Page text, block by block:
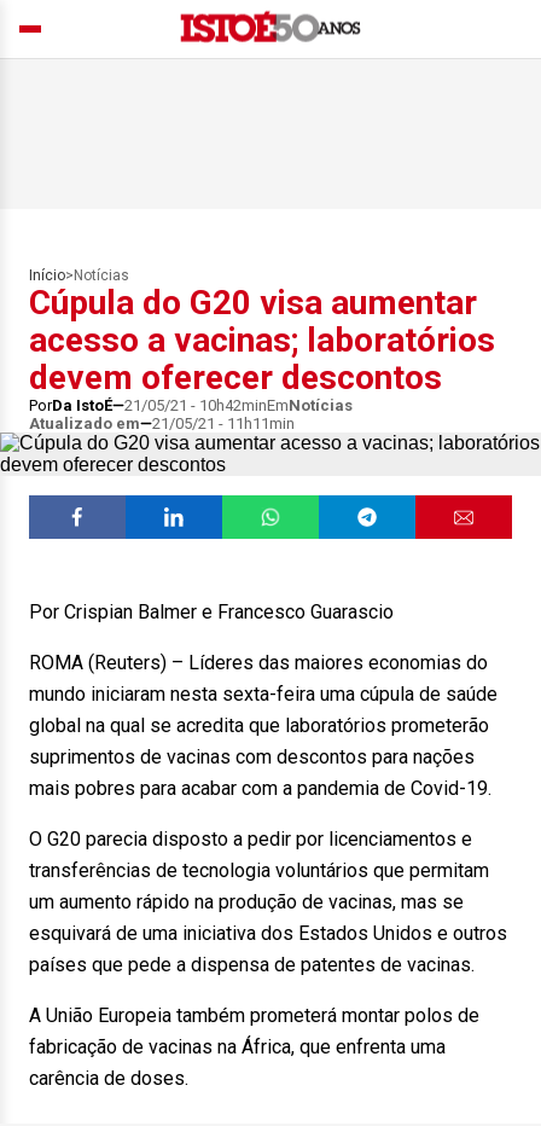
Início> Notícias
Cúpula do G20 visa aumentar
acesso a vacinas; laboratórios
devem oferecer descontos
PorDa IstoÉ 21/05/21 - 10h42minEmNotícias
Atualizado em
21/05/21 - 11h11min
Por Crispian Balmer e Francesco Guarascio
ROMA (Reuters) – Líderes das maiores economias do
mundo iniciaram nesta sexta-feira uma cúpula de saúde
global na qual se acredita que laboratórios prometerão
suprimentos de vacinas com descontos para nações
mais pobres para acabar com a pandemia de Covid-19.
O G20 parecia disposto a pedir por licenciamentos e
transferências de tecnologia voluntários que permitam
um aumento rápido na produção de vacinas, mas se
esquivará de uma iniciativa dos Estados Unidos e outros
países que pede a dispensa de patentes de vacinas.
A União Europeia também prometerá montar polos de
fabricação de vacinas na África, que enfrenta uma
carência de doses.